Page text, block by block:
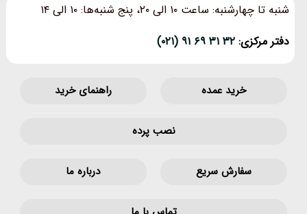
شنبه تا چهارشنبه: ساعت ۱۰ الی ۲۰، پنج شنبه‌ها: ۱۰ الی ۱۴
دفتر مرکزی: ۳۲ ۳۱ ۶۹ ۹۱ (۰۲۱)
خرید عمده راهنمای خرید
نصب پرده
سفارش سریع درباره ما